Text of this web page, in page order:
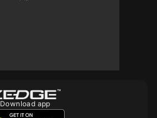
Download app